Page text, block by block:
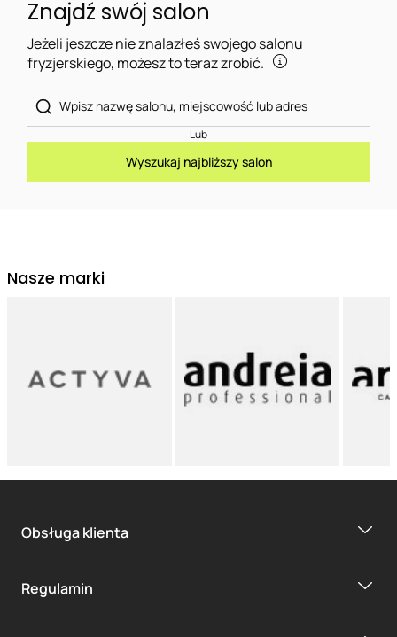
Znajdź swój salon
Jeżeli jeszcze nie znalazłeś swojego salonu
fryzjerskiego, możesz to teraz zrobić.
Lub
Wyszukaj najbliższy salon
Nasze marki
Obsługa klienta
Regulamin